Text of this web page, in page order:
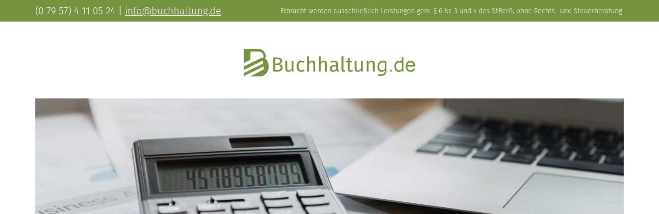
(0 79 57) 4 11 05 24 info@buchhaltung.de Erbracht werden ausschließlich Leistungen gem. § 6 Nr. 3 und 4 des StBerG, ohne Rechts- und Steuerberatung.